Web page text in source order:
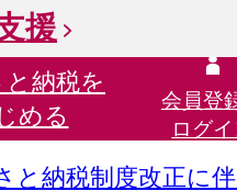
援
納税を
める
会員登
ログ
と納税制度改正に